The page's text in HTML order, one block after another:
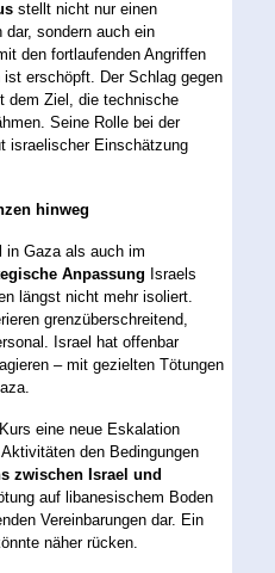
stellt nicht nur einen
dar, sondern auch ein
den fortlaufenden Angriffen
erschöpft. Der Schlag gegen
dem Ziel, die technische
Seine Rolle bei der
israelischer Einschätzung
hinweg
in Gaza als auch im
Anpassung Israels
längst nicht mehr isoliert.
grenzüberschreitend,
Israel hat offenbar
– mit gezielten Tötungen
eine neue Eskalation
den Bedingungen
zwischen Israel und
auf libanesischem Boden
Vereinbarungen dar. Ein
näher rücken.